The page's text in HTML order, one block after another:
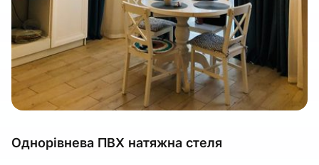
Однорівнева ПВХ натяжна стеля